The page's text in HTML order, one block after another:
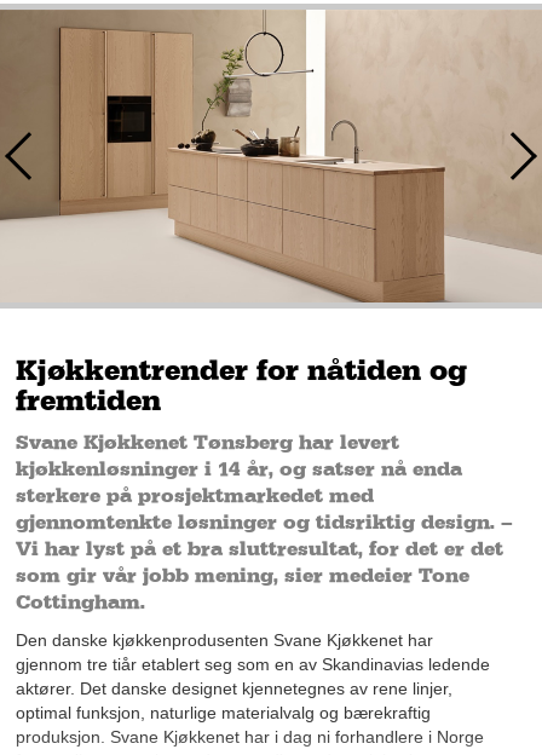
Kjøkkentrender for nåtiden og
fremtiden
Svane Kjøkkenet Tønsberg har levert
kjøkkenløsninger i 14 år, og satser nå enda
sterkere på prosjektmarkedet med
gjennomtenkte løsninger og tidsriktig design. –
Vi har lyst på et bra sluttresultat, for det er det
som gir vår jobb mening, sier medeier Tone
Cottingham.
Den danske kjøkkenprodusenten Svane Kjøkkenet har
gjennom tre tiår etablert seg som en av Skandinavias ledende
aktører. Det danske designet kjennetegnes av rene linjer,
optimal funksjon, naturlige materialvalg og bærekraftig
produksjon. Svane Kjøkkenet har i dag ni forhandlere i Norge